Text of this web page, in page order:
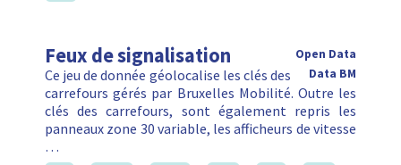
Feux de signalisation
Open Data
Data BM
Ce jeu de donnée géolocalise les clés des
carrefours gérés par Bruxelles Mobilité. Outre les
clés des carrefours, sont également repris les
panneaux zone 30 variable, les afficheurs de vitesse
…